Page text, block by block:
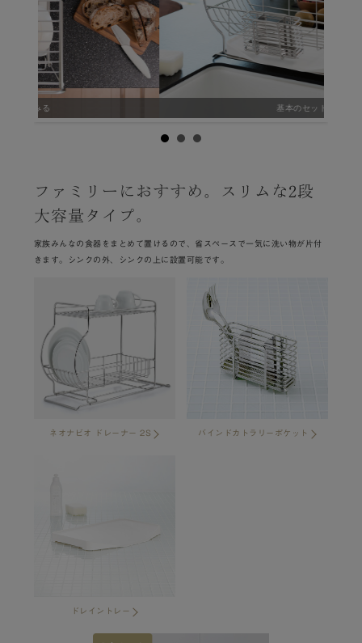
ファミリーにおすすめ。スリムな2段
大容量タイプ。
家族みんなの食器をまとめて置けるので、省スペースで一気に洗い物が片付
きます。シンクの外、シンクの上に設置可能です。
ネオナビオ ドレーナー 2S バインドカトラリーポケット
ドレイントレー